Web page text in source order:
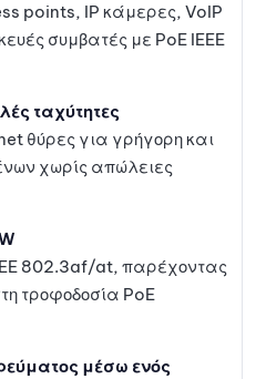
points, IP κάμερες, VoIP
συμβατές με PoE IEEE
ταχύτητες
θύρες για γρήγορη και
χωρίς απώλειες
802.3af/at, παρέχοντας
τροφοδοσία PoE
μέσω ενός